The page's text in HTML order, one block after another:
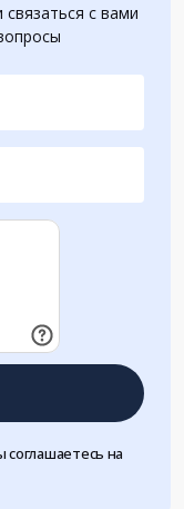
с вами
на